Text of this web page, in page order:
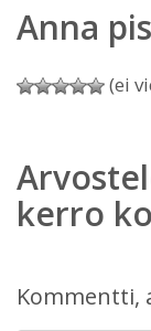
Anna
(ei
kerro
Kommentti,